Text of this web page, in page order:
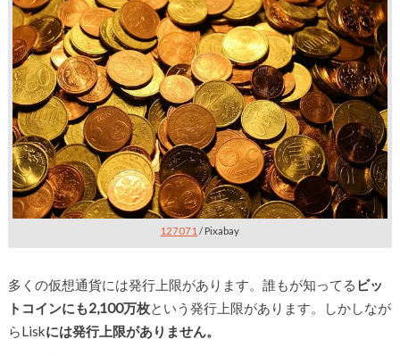
127071 / Pixabay
多くの仮想通貨には発行上限があります。誰もが知ってる ビッ
トコインにも2,100万枚という発行上限があります。しかしなが
らLiskには発行上限がありません。